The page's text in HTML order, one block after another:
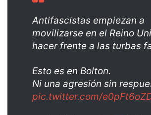
Antifascistas empiezan a
movilizarse en el Reino
hacer frente a las turbas
Esto es en Bolton.
Ni una agresión sin
pic.twitter.com/